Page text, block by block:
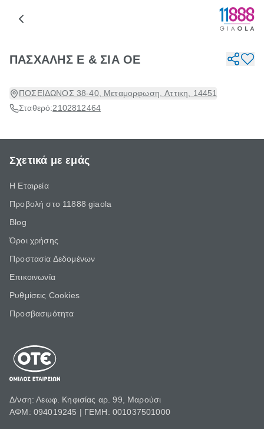
ΠΑΣΧΑΛΗΣ Ε & ΣΙΑ ΟΕ
ΠΟΣΕΙΔΩΝΟΣ 38-40, Μεταμορφωση, Αττικη, 14451
Σταθερό:2102812464
Σχετικά με εμάς
Η Εταιρεία
Προβολή στο 11888 giaola
Blog
Όροι χρήσης
Προστασία Δεδομένων
Επικοινωνία
Ρυθμίσεις Cookies
Προσβασιμότητα
Δ/νση: Λεωφ. Κηφισίας αρ. 99, Μαρούσι
ΑΦΜ: 094019245 | ΓΕΜΗ: 001037501000